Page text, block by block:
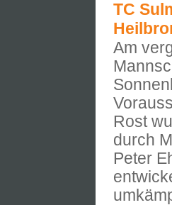
TC
Am
Rost
durch
Peter